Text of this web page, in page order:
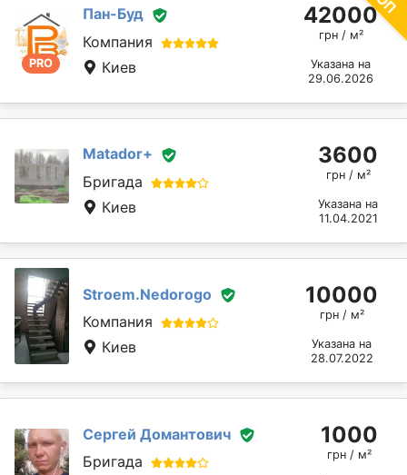
PRO
Пан-Буд
Компания
Киев
42000
грн / м²
Указана на
29.06.2026
Matador+
Бригада
Киев
3600
грн / м²
Указана на
11.04.2021
Stroem.Nedorogo
Компания
Киев
10000
грн / м²
Указана на
28.07.2022
Сергей Домантович
Бригада
1000
грн / м²